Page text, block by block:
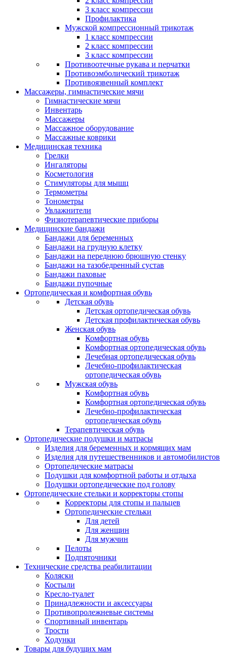
3 класс компрессии
Профилактика
Мужской компрессионный трикотаж
1 класс компрессии
2 класс компрессии
3 класс компрессии
Противоотечные рукава и перчатки
Противоэмболический трикотаж
Противоязвенный комплект
Массажеры, гимнастические мячи
Гимнастические мячи
Инвентарь
Массажеры
Массажное оборудование
Массажные коврики
Медицинская техника
Грелки
Ингаляторы
Косметология
Стимуляторы для мышц
Термометры
Тонометры
Увлажнители
Физиотерапевтические приборы
Медицинские бандажи
Бандажи для беременных
Бандажи на грудную клетку
Бандажи на переднюю брюшную стенку
Бандажи на тазобедренный сустав
Бандажи паховые
Бандажи пупочные
Ортопедическая и комфортная обувь
Детская обувь
Детская ортопедическая обувь
Детская профилактическая обувь
Женская обувь
Комфортная обувь
Комфортная ортопедическая обувь
Лечебная ортопедическая обувь
Лечебно-профилактическая
ортопедическая обувь
Мужская обувь
Комфортная обувь
Комфортная ортопедическая обувь
Лечебно-профилактическая
ортопедическая обувь
Терапевтическая обувь
Ортопедические подушки и матрасы
Изделия для беременных и кормящих мам
Изделия для путешественников и автомобилистов
Ортопедические матрасы
Подушки для комфортной работы и отдыха
Подушки ортопедические под голову
Ортопедические стельки и корректоры стопы
Корректоры для стопы и пальцев
Ортопедические стельки
Для детей
Для женщин
Для мужчин
Пелоты
Подпяточники
Технические средства реабилитации
Коляски
Костыли
Кресло-туалет
Принадлежности и аксессуары
Противопролежневые системы
Спортивный инвентарь
Трости
Ходунки
Товары для будущих мам